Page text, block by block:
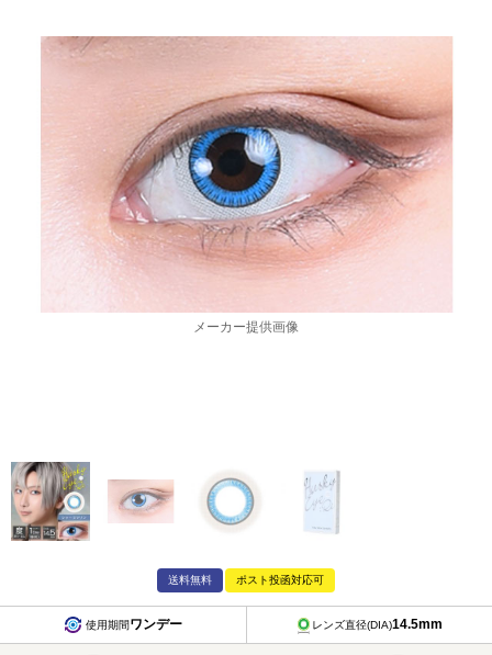
メーカー提供画像
送料無料 ポスト投函対応可
使用期間ワンデー レンズ直径(DIA)14.5mm